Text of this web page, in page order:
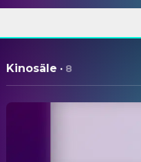
Kinosäle · 8